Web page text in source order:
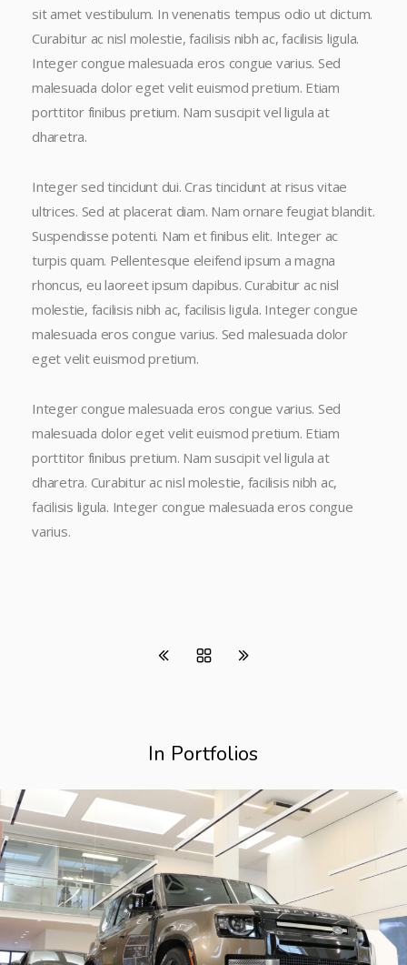
sit amet vestibulum. In venenatis tempus odio ut dictum.
Curabitur ac nisl molestie, facilisis nibh ac, facilisis ligula.
Integer congue malesuada eros congue varius. Sed
malesuada dolor eget velit euismod pretium. Etiam
porttitor finibus pretium. Nam suscipit vel ligula at
dharetra.
Integer sed tincidunt dui. Cras tincidunt at risus vitae
ultrices. Sed at placerat diam. Nam ornare feugiat blandit.
Suspendisse potenti. Nam et finibus elit. Integer ac
turpis quam. Pellentesque eleifend ipsum a magna
rhoncus, eu laoreet ipsum dapibus. Curabitur ac nisl
molestie, facilisis nibh ac, facilisis ligula. Integer congue
malesuada eros congue varius. Sed malesuada dolor
eget velit euismod pretium.
Integer congue malesuada eros congue varius. Sed
malesuada dolor eget velit euismod pretium. Etiam
porttitor finibus pretium. Nam suscipit vel ligula at
dharetra. Curabitur ac nisl molestie, facilisis nibh ac,
facilisis ligula. Integer congue malesuada eros congue
varius.
In Portfolios